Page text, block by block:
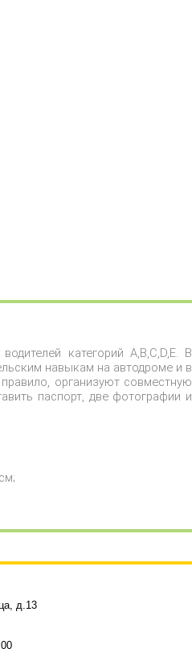
категорий A,B,C,D,E. В
навыкам на автодроме и в
организуют совместную
паспорт, две фотографии и
д.13